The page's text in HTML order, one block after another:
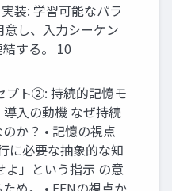
装: 学習可能なパラ
意し、入力シーケン
する。 10
プト②: 持続的記憶モ
入の動機 なぜ持続
か？ • 記憶の視点
に必要な抽象的な知
よ」という指示 の意